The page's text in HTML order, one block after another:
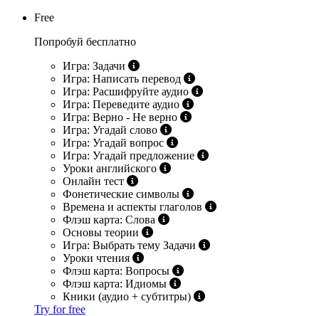
Free
Попробуй бесплатно
Игра: Задачи
Игра: Написать перевод
Игра: Расшифруйте аудио
Игра: Переведите аудио
Игра: Верно - Не верно
Игра: Угадай слово
Игра: Угадай вопрос
Игра: Угадай предложение
Уроки английского
Онлайн тест
Фонетические символы
Времена и аспекты глаголов
Флэш карта: Слова
Основы теории
Игра: Выбрать тему Задачи
Уроки чтения
Флэш карта: Вопросы
Флэш карта: Идиомы
Кники (аудио + субтитры)
Try for free